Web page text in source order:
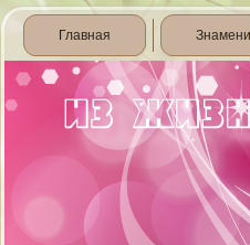
Главная